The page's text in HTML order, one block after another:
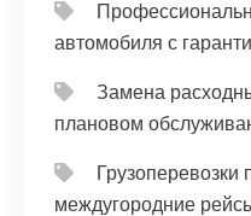
автомобиля с
Замена
плановом
Грузоперевозки
междугородние